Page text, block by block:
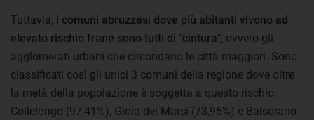
Tuttavia, i comuni abruzzesi dove più abitanti vivono ad
elevato rischio frane sono tutti di "cintura", ovvero gli
agglomerati urbani che circondano le città maggiori. Sono
classificati così gli unici 3 comuni della regione dove oltre
la metà della popolazione è soggetta a questo rischio:
Collelongo (97,41%), Gioia dei Marsi (73,95%) e Balsorano